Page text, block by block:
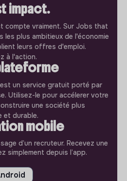
impact.
compte vraiment. Sur Jobs that
les plus ambitieux de l'économie
leurs offres d'emploi.
à l'action.
un service gratuit porté par
Utilisez-le pour accélerer votre
une société plus
et durable.
mobile
d’un recruteur. Recevez une
simplement depuis l’app.